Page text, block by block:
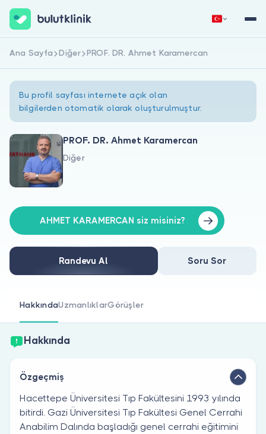
Hakkımızda
Doktorlar için
Doktor musunuz?
Hemen Kaydol Giriş Yap
Ana Sayfa Diğer PROF. DR. Ahmet Karamercan
Bu profil sayfası internete açık olan
bilgilerden otomatik olarak oluşturulmuştur.
PROF. DR. Ahmet Karamercan
Diğer
AHMET KARAMERCAN siz misiniz?
Randevu Al Soru Sor
HakkındaUzmanlıklarGörüşler
Hakkında
Özgeçmiş
Hacettepe Üniversitesi Tıp Fakültesini 1993 yılında
bitirdi. Gazi Üniversitesi Tıp Fakültesi Genel Cerrahi
Anabilim Dalında başladığı genel cerrahi eğitimini